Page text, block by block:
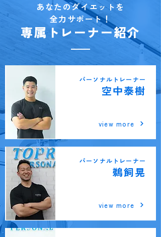
あなたのダイエットを
全力サポート！
専属トレーナー紹介
パーソナルトレーナー
空中泰樹
view more
パーソナルトレーナー
鵜飼晃
view more